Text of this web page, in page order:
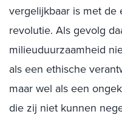
vergelijkbaar is met
revolutie. Als gevolg
milieuduurzaamheid
als een ethische
maar wel als een
die zij niet kunnen